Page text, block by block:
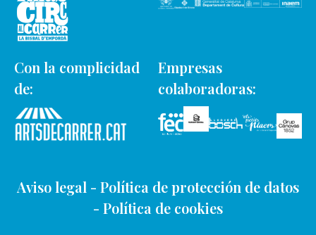
Con la complicidad
de:
Empresas
colaboradoras:
Aviso legal - Política de protección de datos
- Política de cookies